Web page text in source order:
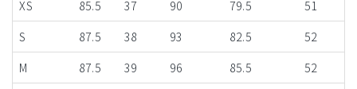
XS
85.5 37 90 79.5
51
S
87.5 38 93 82.5
52
M
87.5 39 96 85.5
52